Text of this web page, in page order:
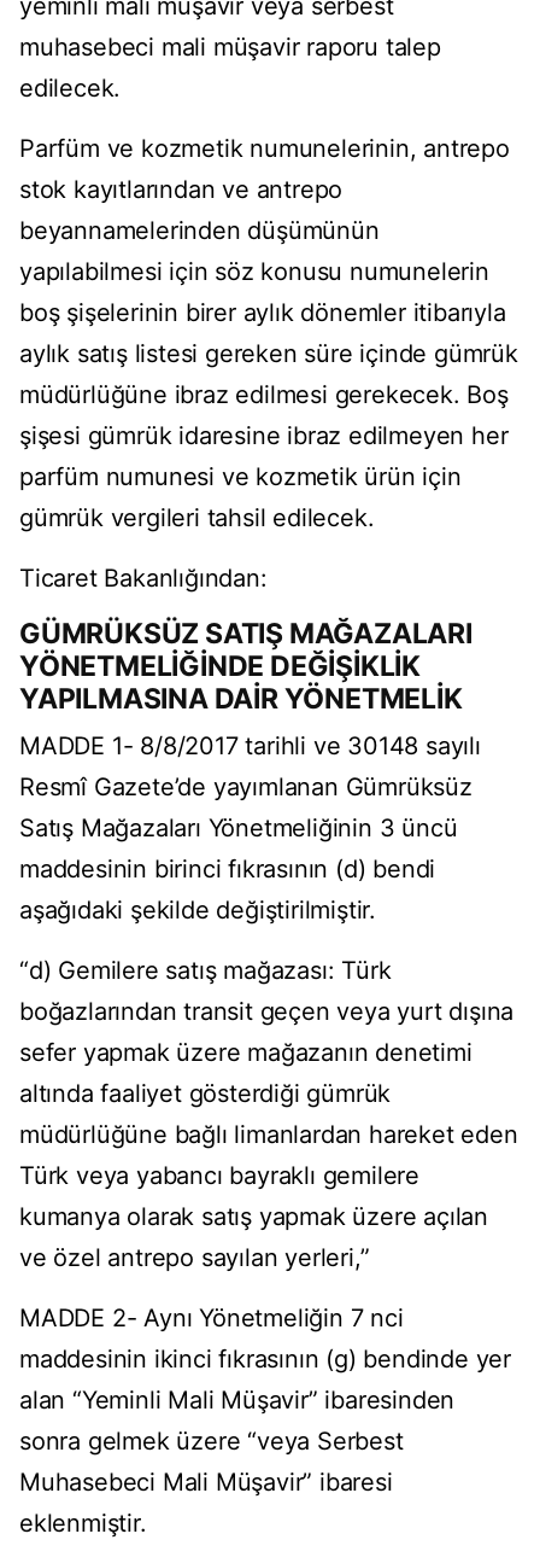
yeminli mali müşavir veya serbest
muhasebeci mali müşavir raporu talep
edilecek.
Parfüm ve kozmetik numunelerinin, antrepo
stok kayıtlarından ve antrepo
beyannamelerinden düşümünün
yapılabilmesi için söz konusu numunelerin
boş şişelerinin birer aylık dönemler itibarıyla
aylık satış listesi gereken süre içinde gümrük
müdürlüğüne ibraz edilmesi gerekecek. Boş
şişesi gümrük idaresine ibraz edilmeyen her
parfüm numunesi ve kozmetik ürün için
gümrük vergileri tahsil edilecek.
Ticaret Bakanlığından:
GÜMRÜKSÜZ SATIŞ MAĞAZALARI
YÖNETMELİĞİNDE DEĞİŞİKLİK
YAPILMASINA DAİR YÖNETMELİK
MADDE 1- 8/8/2017 tarihli ve 30148 sayılı
Resmî Gazete’de yayımlanan Gümrüksüz
Satış Mağazaları Yönetmeliğinin 3 üncü
maddesinin birinci fıkrasının (d) bendi
aşağıdaki şekilde değiştirilmiştir.
“d) Gemilere satış mağazası: Türk
boğazlarından transit geçen veya yurt dışına
sefer yapmak üzere mağazanın denetimi
altında faaliyet gösterdiği gümrük
müdürlüğüne bağlı limanlardan hareket eden
Türk veya yabancı bayraklı gemilere
kumanya olarak satış yapmak üzere açılan
ve özel antrepo sayılan yerleri,”
MADDE 2- Aynı Yönetmeliğin 7 nci
maddesinin ikinci fıkrasının (g) bendinde yer
alan “Yeminli Mali Müşavir” ibaresinden
sonra gelmek üzere “veya Serbest
Muhasebeci Mali Müşavir” ibaresi
eklenmiştir.